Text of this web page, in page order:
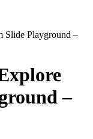
Slide Playground –
–